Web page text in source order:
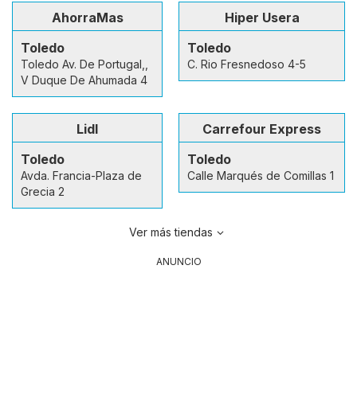
AhorraMas
Toledo
Toledo Av. De Portugal,,
V Duque De Ahumada 4
Hiper Usera
Toledo
C. Rio Fresnedoso 4-5
Lidl
Toledo
Avda. Francia-Plaza de
Grecia 2
Carrefour Express
Toledo
Calle Marqués de Comillas 1
Ver más tiendas
ANUNCIO